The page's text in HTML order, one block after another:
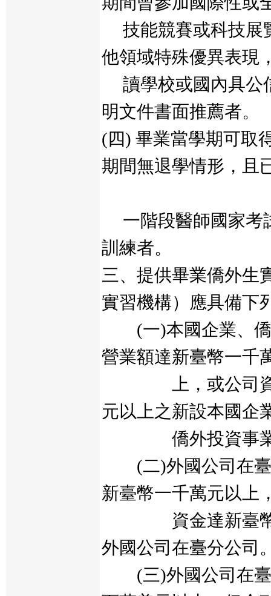
技能競賽或科技展
他領域特殊優異表現
讀學校或國內具公
明文件書面推薦者。
(四) 畢業當學期可取
期間無退學情形，且
一階段醫師國家考
訓練者。
三、提供畢業僑外生
實習機構）應具備下
(一)本國企業、僑
營業額達新臺幣一千
上，或公司資本
元以上之新設本國企
僑外投資事
(二)外國公司在臺
新臺幣一千萬元以上
資金達新臺幣五
外國公司在臺分公司
(三)外國公司在臺